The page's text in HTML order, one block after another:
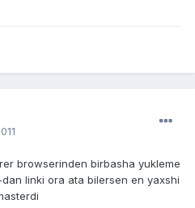
browserinden birbasha yukleme
linki ora ata bilersen en yaxshi